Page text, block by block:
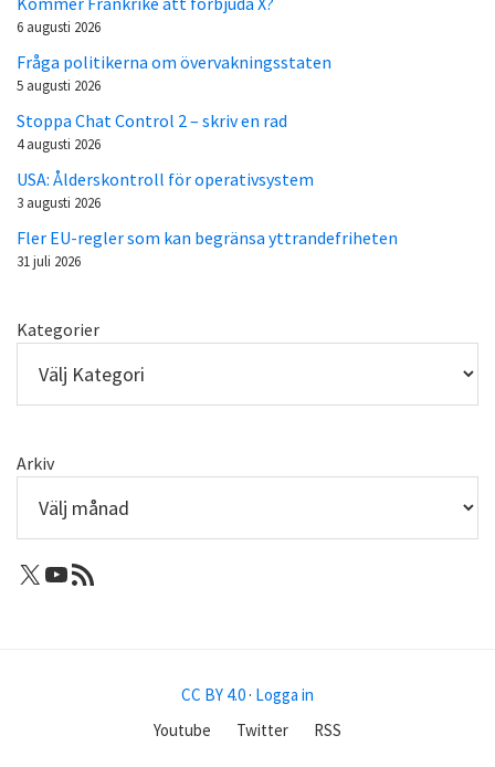
6 augusti 2026
Fråga politikerna om övervakningsstaten
5 augusti 2026
Stoppa Chat Control 2 – skriv en rad
4 augusti 2026
USA: Ålderskontroll för operativsystem
3 augusti 2026
Fler EU-regler som kan begränsa yttrandefriheten
31 juli 2026
Kategorier
Arkiv
X: Femtejuli
Youtube
RSS-flöde
CC BY 4.0 · Logga in
Youtube
Twitter RSS